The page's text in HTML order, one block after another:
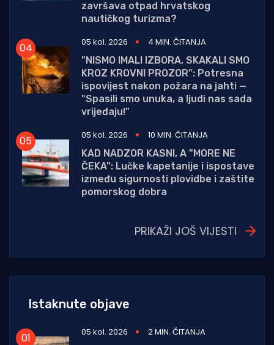
završava otpad hrvatskog
nautičkog turizma?
05 kol. 2026
4 MIN. ČITANJA
"NISMO IMALI IZBORA, SKAKALI SMO
KROZ KROVNI PROZOR": Potresna
ispovijest nakon požara na jahti —
"Spasili smo unuka, a ljudi nas sada
vrijeđaju!"
05 kol. 2026
10 MIN. ČITANJA
KAD NADZOR KASNI, A "MORE NE
ČEKA": Lučke kapetanije i ispostave
između sigurnosti plovidbe i zaštite
pomorskog dobra
PRIKAŽI JOŠ VIJESTI
Istaknute objave
05 kol. 2026
2 MIN. ČITANJA